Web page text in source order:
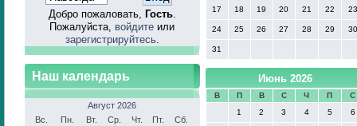
Добро пожаловать, Гость.
Пожалуйста, войдите или
зарегистрируйтесь.
Наш календарь
Август 2026
Вс.
Пн. Вт. Ср. Чт. Пт.
Сб.
17 18 19 20 21 22 23
24 25 26 27 28 29 30
31
Июнь 2026
В П В С Ч П
С
1
2 3 4 5 6